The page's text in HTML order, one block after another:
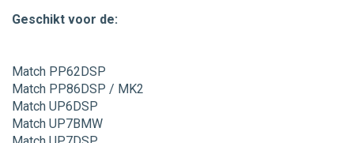
Geschikt voor de:
Match PP62DSP
Match PP86DSP / MK2
Match UP6DSP
Match UP7BMW